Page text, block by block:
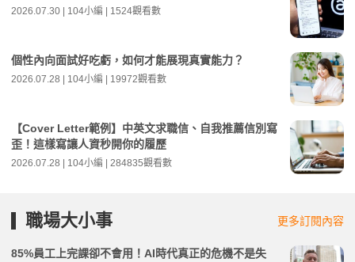
2026.07.30 | 104小編 | 1524觀看數
個性內向面試好吃虧，如何才能展現真實能力？
2026.07.28 | 104小編 | 19972觀看數
【Cover Letter範例】中英文求職信、自我推薦信別寫
歪！這樣寫讓人資秒開你的履歷
2026.07.28 | 104小編 | 284835觀看數
職場大小事 更多訂閱內容
85%員工上完課卻不會用！AI時代真正的危機不是失